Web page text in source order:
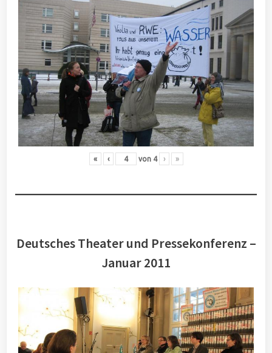
« ‹ von 4 › »
Deutsches Theater und Pressekonferenz –
Januar 2011